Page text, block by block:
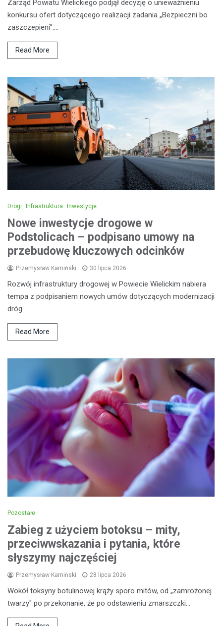
Zarząd Powiatu Wielickiego podjął decyzję o unieważnieniu
konkursu ofert dotyczącego realizacji zadania „Bezpieczni bo
zaszczepieni”.…
Read More
Drogi Infrastruktura Inwestycje
Nowe inwestycje drogowe w
Podstolicach – podpisano umowy na
przebudowę kluczowych odcinków
Przemysław Kamiński 30 lipca 2026
Rozwój infrastruktury drogowej w Powiecie Wielickim nabiera
tempa z podpisaniem nowych umów dotyczących modernizacji
dróg…
Read More
Pozostałe
Zabieg z użyciem botoksu – mity,
przeciwwskazania i pytania, które
słyszymy najczęściej
Przemysław Kamiński 28 lipca 2026
Wokół toksyny botulinowej krąży sporo mitów, od „zamrożonej
twarzy" po przekonanie, że po odstawieniu zmarszczki…